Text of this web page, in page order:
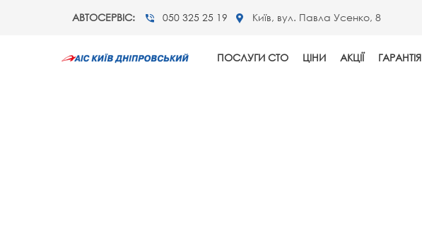
АВТОСЕРВІС: 050 325 25 19 Київ, вул. Павла Усенко, 8
ПОСЛУГИ СТО ЦІНИ АКЦІЇ ГАРАНТІЯ